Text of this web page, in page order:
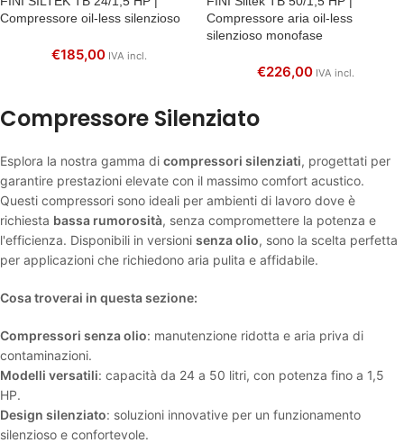
Compressore oil-less silenzioso
€185,00 IVA incl.
Compressore aria oil-less
silenzioso monofase
€226,00 IVA incl.
Compressore Silenziato
Esplora la nostra gamma di compressori silenziati, progettati per
garantire prestazioni elevate con il massimo comfort acustico.
Questi compressori sono ideali per ambienti di lavoro dove è
richiesta bassa rumorosità, senza compromettere la potenza e
l'efficienza. Disponibili in versioni senza olio, sono la scelta perfetta
per applicazioni che richiedono aria pulita e affidabile.
Cosa troverai in questa sezione:
Compressori senza olio: manutenzione ridotta e aria priva di
contaminazioni.
Modelli versatili: capacità da 24 a 50 litri, con potenza fino a 1,5
HP.
Design silenziato: soluzioni innovative per un funzionamento
silenzioso e confortevole.